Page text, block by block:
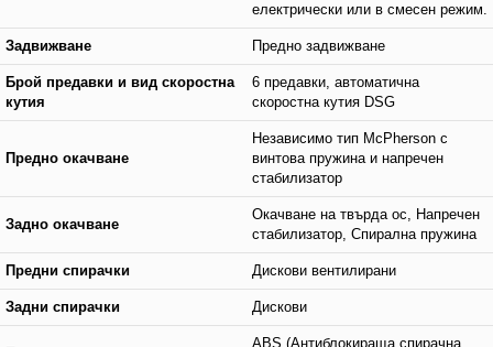
електрически или в смесен режим.
Задвижване Предно задвижване
Брой предавки и вид скоростна
кутия
6 предавки, автоматична
скоростна кутия DSG
Предно окачване
Независимо тип McPherson с
винтова пружина и напречен
стабилизатор
Задно окачване
Окачване на твърда ос, Напречен
стабилизатор, Спирална пружина
Предни спирачки Дискови вентилирани
Задни спирачки Дискови
ABS (Антиблокираща спирачна